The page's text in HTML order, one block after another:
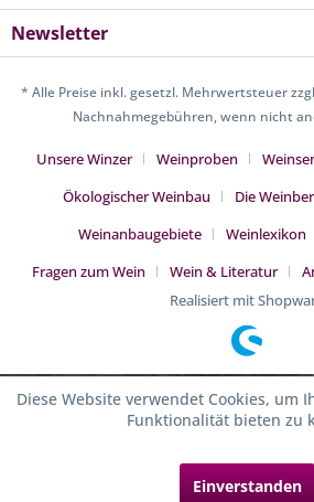
Newsletter
* Alle Preise inkl. gesetzl. Mehrwertsteuer
Nachnahmegebühren, wenn nicht
Unsere Winzer Weinproben
Ökologischer Weinbau
Die
Weinanbaugebiete
Weinlexikon
Fragen zum Wein
Wein & Literatur
Realisiert mit
Diese Website verwendet Cookies, um
Funktionalität bieten zu
Einverstanden